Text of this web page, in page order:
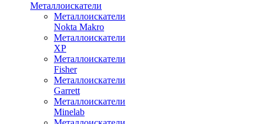
Металлоискатели
Металлоискатели
Nokta Makro
Металлоискатели
XP
Металлоискатели
Fisher
Металлоискатели
Garrett
Металлоискатели
Minelab